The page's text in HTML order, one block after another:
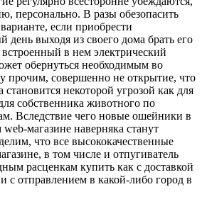
персонально. В разы обезопасить
если приобрести
день выходя из своего дома брать его
в нем электрический
обернуться необходимым во
прочим, совершенно не открытие, что
становится некоторой угрозой как для
собственника животного по
Вследствие чего новые ошейники в
магазине наверняка станут
что все высококачественные
в том числе и отпугиватель
расценкам купить как с доставкой
с отправлением в какой-либо город в